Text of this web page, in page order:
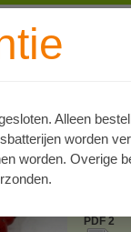
Alleen
worden
worden. Overige
Niet
Type
Afsluiter-
3/4"US
PDF 1
PDF 2